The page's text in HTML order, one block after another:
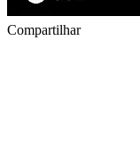
Compartilhar